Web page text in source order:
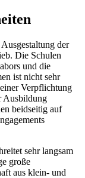
der
Die Schulen
und die
ist nicht sehr
Verpflichtung
Ausbildung
beidseitig auf
sehr langsam
große
aus klein- und